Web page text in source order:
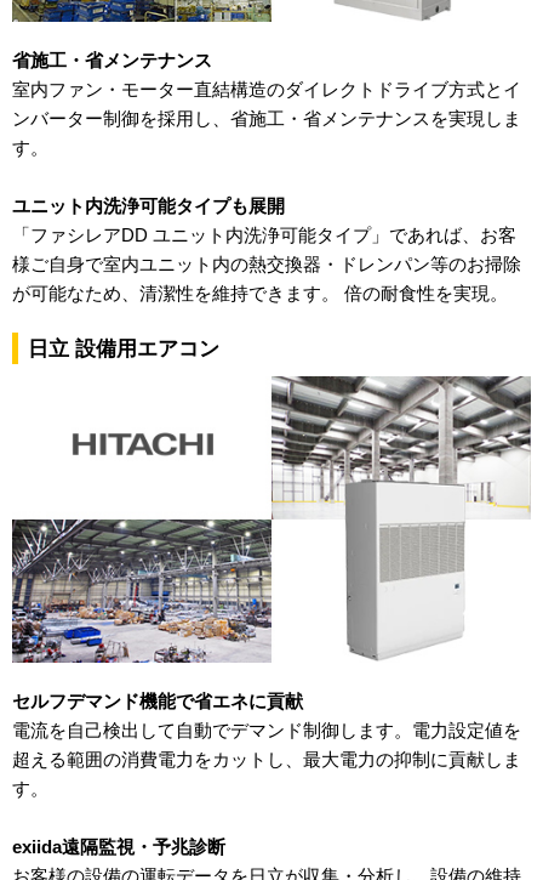
省施工・省メンテナンス
室内ファン・モーター直結構造のダイレクトドライブ方式とイ
ンバーター制御を採用し、省施工・省メンテナンスを実現しま
す。
ユニット内洗浄可能タイプも展開
「ファシレアDD ユニット内洗浄可能タイプ」であれば、お客
様ご自身で室内ユニット内の熱交換器・ドレンパン等のお掃除
が可能なため、清潔性を維持できます。 倍の耐食性を実現。
日立 設備用エアコン
セルフデマンド機能で省エネに貢献
電流を自己検出して自動でデマンド制御します。電力設定値を
超える範囲の消費電力をカットし、最大電力の抑制に貢献しま
す。
exiida遠隔監視・予兆診断